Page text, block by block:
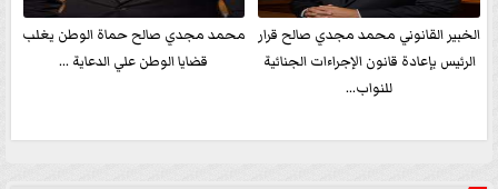
الخبير القانوني محمد مجدي صالح قرار
الرئيس بإعادة قانون الإجراءات الجنائية
للنواب...
محمد مجدي صالح حماة الوطن يغلب
قضايا الوطن علي الدعاية ...